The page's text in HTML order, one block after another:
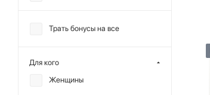
TABOO
Трать бонусы на все
Для кого
Женщины